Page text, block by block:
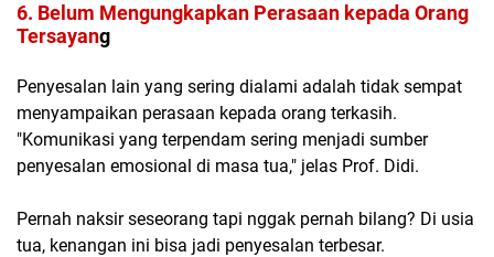
6. Belum Mengungkapkan Perasaan kepada Orang
Tersayang
Penyesalan lain yang sering dialami adalah tidak sempat
menyampaikan perasaan kepada orang terkasih.
"Komunikasi yang terpendam sering menjadi sumber
penyesalan emosional di masa tua," jelas Prof. Didi.
Pernah naksir seseorang tapi nggak pernah bilang? Di usia
tua, kenangan ini bisa jadi penyesalan terbesar.